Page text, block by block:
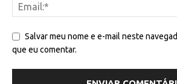
Salvar meu nome e e-mail neste
que eu comentar.